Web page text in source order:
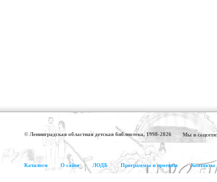
© Ленинградская областная детская библиотека, 1998-2026 Мы в
Каталоги О сайте ЛОДБ Программы и проекты Контакты